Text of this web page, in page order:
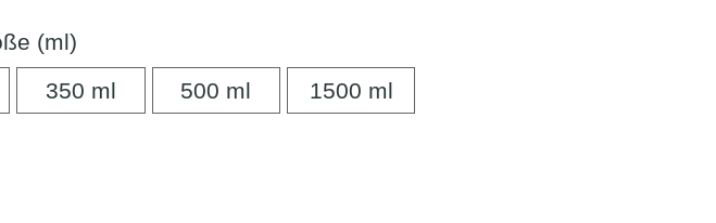
(ml)
350 ml350 ml500 ml 500 ml1500 ml1500 ml